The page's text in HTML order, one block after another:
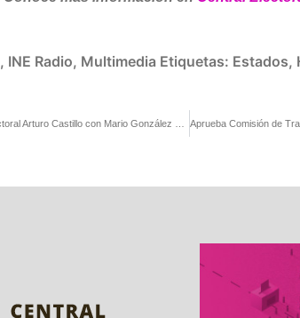
, INE Radio, Multimedia Etiquetas: Estados,